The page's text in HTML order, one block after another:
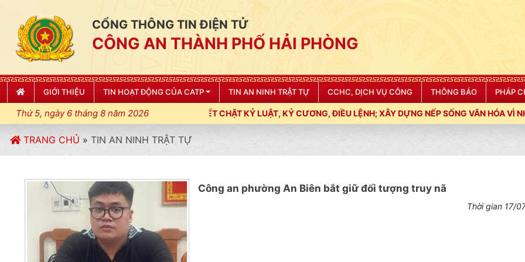
CỔNG THÔNG TIN ĐIỆN TỬ
CÔNG AN THÀNH PHỐ HẢI PHÒNG
GIỚI THIỆU TIN HOẠT ĐỘNG CỦA CATP TIN AN NINH TRẬT TỰ CCHC, DỊCH VỤ CÔNG THÔNG BÁO PHÁP
Thứ 5, ngày 6 tháng 8 năm 2026
THÀNH PHỐ HẢI PHÒNG SIẾT CHẶT KỶ LUẬT, KỶ CƯƠNG, ĐIỀU LỆNH; XÂY DỰNG NẾP SỐNG VĂN HÓA VÌ NHÂN DÂN PHỤC VỤ"
TRANG CHỦ » TIN AN NINH TRẬT TỰ
Công an phường An Biên bắt giữ đối tượng truy nã
Thời gian 17/